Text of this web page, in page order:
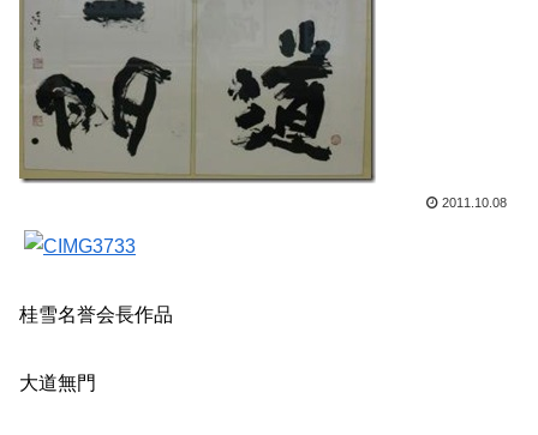
2011.10.08
桂雪名誉会長作品
大道無門